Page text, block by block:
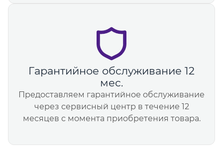
Гарантийное обслуживание 12
мес.
Предоставляем гарантийное обслуживание
через сервисный центр в течение 12
месяцев с момента приобретения товара.